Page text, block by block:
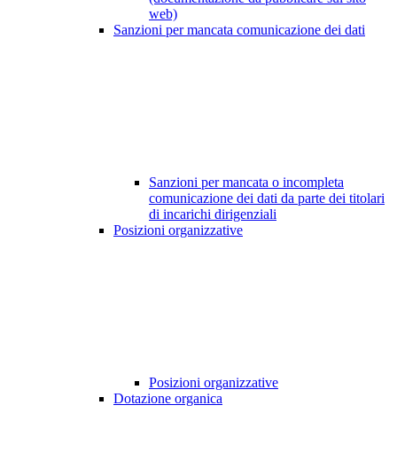
web)
Sanzioni per mancata comunicazione dei dati
Sanzioni per mancata o incompleta
comunicazione dei dati da parte dei titolari
di incarichi dirigenziali
Posizioni organizzative
Posizioni organizzative
Dotazione organica